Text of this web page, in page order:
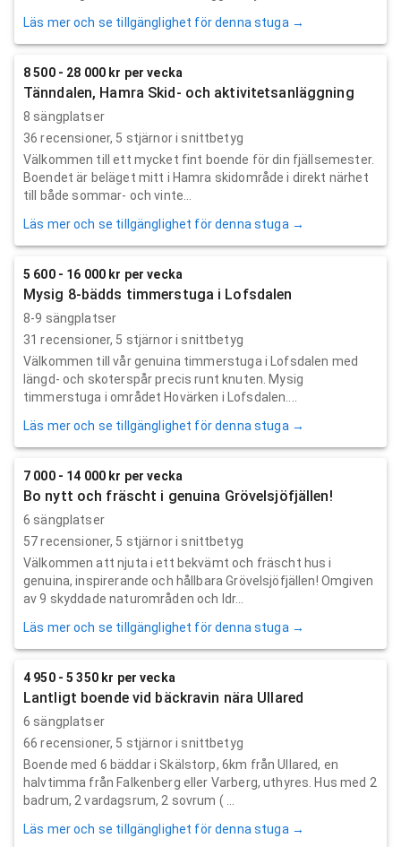
Läs mer och se tillgänglighet för denna stuga →
8 500 - 28 000 kr per vecka
Tänndalen, Hamra Skid- och aktivitetsanläggning
8 sängplatser
36 recensioner, 5 stjärnor i snittbetyg
Välkommen till ett mycket fint boende för din fjällsemester.
Boendet är beläget mitt i Hamra skidområde i direkt närhet
till både sommar- och vinte...
Läs mer och se tillgänglighet för denna stuga →
5 600 - 16 000 kr per vecka
Mysig 8-bädds timmerstuga i Lofsdalen
8-9 sängplatser
31 recensioner, 5 stjärnor i snittbetyg
Välkommen till vår genuina timmerstuga i Lofsdalen med
längd- och skoterspår precis runt knuten. Mysig
timmerstuga i området Hovärken i Lofsdalen....
Läs mer och se tillgänglighet för denna stuga →
7 000 - 14 000 kr per vecka
Bo nytt och fräscht i genuina Grövelsjöfjällen!
6 sängplatser
57recensioner, 5 stjärnor i snittbetyg
Välkommen att njuta i ett bekvämt och fräscht hus i
genuina, inspirerande och hållbara Grövelsjöfjällen! Omgiven
av 9 skyddade naturområden och Idr...
Läs mer och se tillgänglighet för denna stuga →
4 950 - 5 350 kr per vecka
Lantligt boende vid bäckravin nära Ullared
6 sängplatser
66 recensioner, 5 stjärnor i snittbetyg
Boende med 6 bäddar i Skälstorp, 6km från Ullared, en
halvtimma från Falkenberg eller Varberg, uthyres. Hus med 2
badrum, 2 vardagsrum, 2 sovrum ( ...
Läs mer och se tillgänglighet för denna stuga →